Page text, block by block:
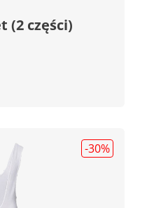
(2 części)
-30%